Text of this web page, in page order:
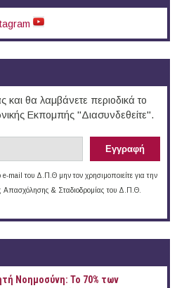
θα λαμβάνετε περιοδικά το
Εκπομπής "Διασυνδεθείτε".
e-mail του Δ.Π.Θ μην τον χρησιμοποιείτε για την
Απασχόλησης & Σταδιοδρομίας του Δ.Π.Θ.
Νοημοσύνη: Το 70% των